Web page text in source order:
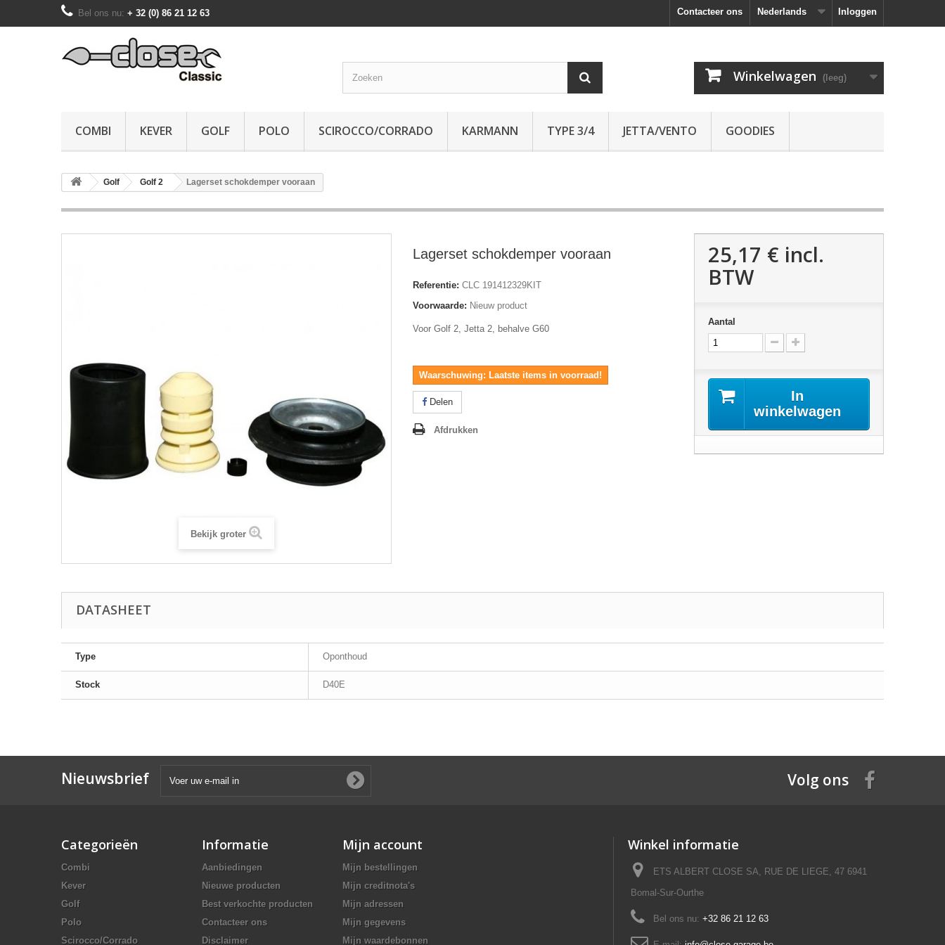
Inloggen
Nederlands
Contacteer ons
Bel ons nu: + 32 (0) 86 21 12 63
Winkelwagen (leeg)
COMBI KEVER GOLF POLO SCIROCCO/CORRADO KARMANN TYPE 3/4 JETTA/VENTO GOODIES
Golf Golf 2 Lagerset schokdemper vooraan
Bekijk groter
Lagerset schokdemper vooraan
Referentie: CLC 191412329KIT
Voorwaarde: Nieuw product
Voor Golf 2, Jetta 2, behalve G60
Waarschuwing: Laatste items in voorraad!
Delen
Afdrukken
25,17 € incl.
BTW
Aantal
In
winkelwagen
DATASHEET
Type Oponthoud
Stock D40E
Nieuwsbrief Volg ons
Categorieën
Combi
Kever
Golf
Polo
Scirocco/Corrado
Informatie
Aanbiedingen
Nieuwe producten
Best verkochte producten
Contacteer ons
Disclaimer
Mijn account
Mijn bestellingen
Mijn creditnota's
Mijn adressen
Mijn gegevens
Mijn waardebonnen
Winkel informatie
ETS ALBERT CLOSE SA, RUE DE LIEGE, 47 6941
Bomal-Sur-Ourthe
Bel ons nu: +32 86 21 12 63